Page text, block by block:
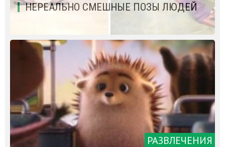
НЕРЕАЛЬНО СМЕШНЫЕ ПОЗЫ ЛЮДЕЙ
РАЗВЛЕЧЕНИЯ